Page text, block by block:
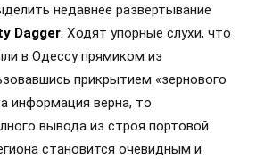
недавнее развертывание
Dagger . Ходят упорные слухи, что
в Одессу прямиком из
прикрытием «зернового
информация верна, то
вывода из строя портовой
становится очевидным и